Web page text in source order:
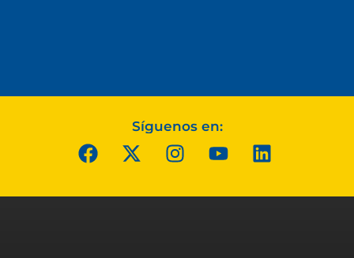
Síguenos en: